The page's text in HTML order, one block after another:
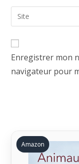
comment
email
address
Saisir
l’URL
votre
site
(facultatif)
Enregistrer mon
navigateur pour
Amazon